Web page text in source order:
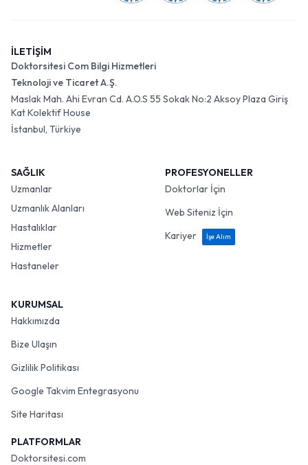
İLETİŞİM
Doktorsitesi Com Bilgi Hizmetleri
Teknoloji ve Ticaret A.Ş.
Maslak Mah. Ahi Evran Cd. A.O.S 55 Sokak No:2 Aksoy Plaza Giriş
Kat Kolektif House
İstanbul, Türkiye
SAĞLIK
Uzmanlar
Uzmanlık Alanları
Hastalıklar
Hizmetler
Hastaneler
PROFESYONELLER
Doktorlar İçin
Web Siteniz İçin
Kariyer
İşe Alım
KURUMSAL
Hakkımızda
Bize Ulaşın
Gizlilik Politikası
Google Takvim Entegrasyonu
Site Haritası
PLATFORMLAR
Doktorsitesi.com